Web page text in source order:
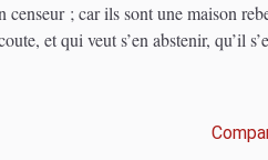
censeur ; car ils sont une maison
et qui veut s’en abstenir, qu’il